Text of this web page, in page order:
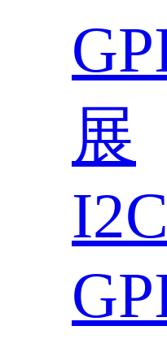
展